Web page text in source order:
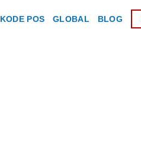
KODE POS GLOBAL BLOG